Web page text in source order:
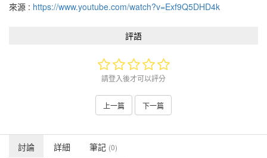
來源 : https://www.youtube.com/watch?v=Exf9Q5DHD4k
評語
請登入後才可以評分
上一篇 下一篇
討論 詳細 筆記 (0)